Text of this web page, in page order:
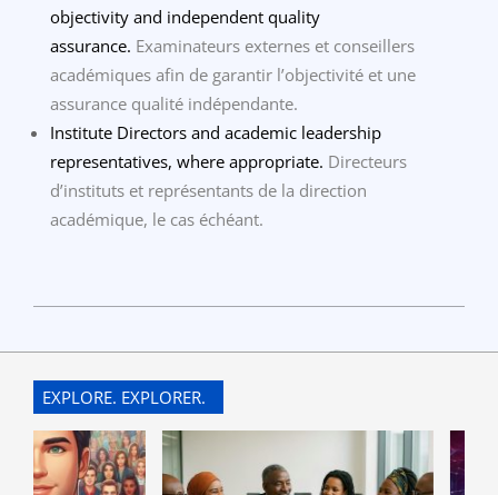
objectivity and independent quality
assurance. Examinateurs externes et conseillers
académiques afin de garantir l’objectivité et une
assurance qualité indépendante.
Institute Directors and academic leadership
representatives, where appropriate. Directeurs
d’instituts et représentants de la direction
académique, le cas échéant.
03-
18
EXPLORE. EXPLORER.